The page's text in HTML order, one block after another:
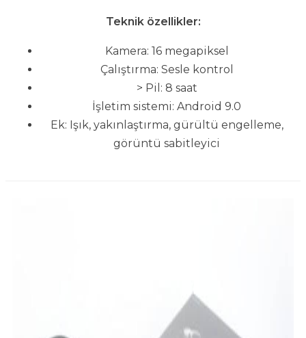
Teknik özellikler:
Kamera: 16 megapiksel
Çalıştırma: Sesle kontrol
> Pil: 8 saat
İşletim sistemi: Android 9.0
Ek: Işık, yakınlaştırma, gürültü engelleme,
görüntü sabitleyici